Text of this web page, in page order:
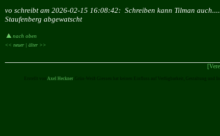
vo schreibt am 2026-02-15 16:08:42: Schreiben kann Tilman
Staufenberg abgewatscht
nach oben
<< neuer | älter >>
Erstellt von Axel Heckner. Grün-Weiß Giessen hat keinen Einfluss auf Verfügbarkeit, Gestaltung und